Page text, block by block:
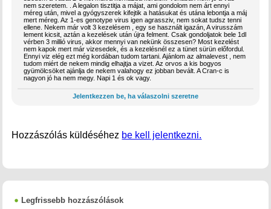
nem szeretem. . A legalon tisztitja a májat, ami gondolom nem árt ennyi
méreg után, mivel a gyógyszerek kifejtik a hatásukat és utána lebontja a máj
mert méreg. Az 1-es genotype virus igen agrassziv, nem sokat tudsz tenni
ellene. Nekem már volt 3 kezelésem , egy se használt igazán, A virusszám
lement kicsit, aztán a kezelések után újra felment. Csak gondoljatok bele 1dl
vérben 3 millió virus, akkor mennyi van nekünk összesen? Most kezelést
nem kapok mert már vizesedek, és a kezelésnél ez a tünet sürün előfordul.
Ennyi viz elég ezt még kordában tudom tartani. Ajánlom az almalevest , nem
tudom miért de nekem mindig elhajtja a vizet. Az orvos a kis bogyos
gyümölcsöket ajánlja de nekem valahogy ez jobban bevált. A Cran-c is
nagyon jó ha nem megy. Napi 1 és ok vagy.
Jelentkezzen be, ha válaszolni szeretne
Hozzászólás küldéséhez be kell jelentkezni.
Legfrissebb hozzászólások